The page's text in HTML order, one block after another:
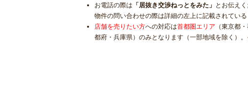
お電話の際は 「居抜き交渉ねっとをみた」 とお伝えく
物件の問い合わせの際は詳細の左上に記載されている
店舗を売りたい方への対応は首都圏エリア （東京都
都府・兵庫県）のみとなります（一部地域を除く）